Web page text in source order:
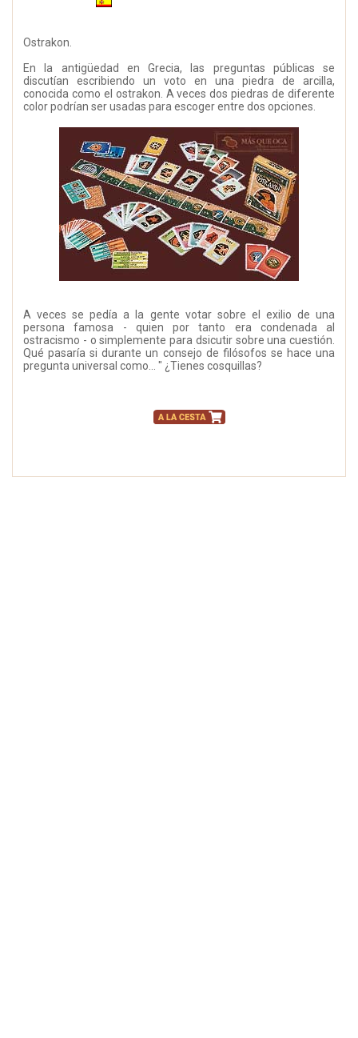
Ostrakon.
En la antigüedad en Grecia, las preguntas públicas se
discutían escribiendo un voto en una piedra de arcilla,
conocida como el ostrakon. A veces dos piedras de diferente
color podrían ser usadas para escoger entre dos opciones.
A veces se pedía a la gente votar sobre el exilio de una
persona famosa - quien por tanto era condenada al
ostracismo - o simplemente para dsicutir sobre una cuestión.
Qué pasaría si durante un consejo de filósofos se hace una
pregunta universal como... " ¿Tienes cosquillas?